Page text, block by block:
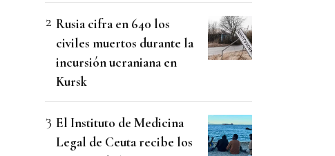
Rusia cifra en 640 los
civiles muertos durante la
incursión ucraniana en
Kursk
El Instituto de Medicina
Legal de Ceuta recibe los